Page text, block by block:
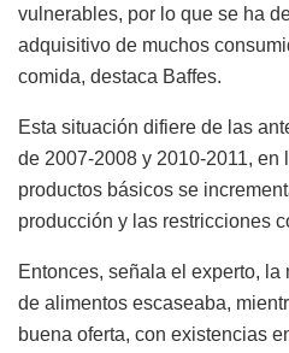
vulnerables, por lo que se ha
adquisitivo de muchos
comida, destaca Baffes.
Esta situación difiere de las
de 2007-2008 y 2010-2011, en
productos básicos se
producción y las restricciones
Entonces, señala el experto,
de alimentos escaseaba,
buena oferta, con existencias